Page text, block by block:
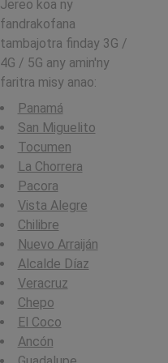
Jereo koa ny
fandrakofana
tambajotra finday 3G /
4G / 5G any amin'ny
faritra misy anao:
Panamá
San Miguelito
Tocumen
La Chorrera
Pacora
Vista Alegre
Chilibre
Nuevo Arraiján
Alcalde Díaz
Veracruz
Chepo
El Coco
Ancón